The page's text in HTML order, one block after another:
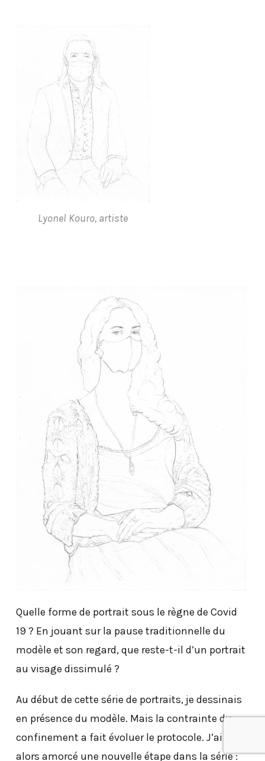
Lyonel Kouro, artiste
Quelle forme de portrait sous le règne de Covid
19 ? En jouant sur la pause traditionnelle du
modèle et son regard, que reste-t-il d’un portrait
au visage dissimulé ?
Au début de cette série de portraits, je dessinais
en présence du modèle. Mais la contrainte du
confinement a fait évoluer le protocole. J’ai
alors amorcé une nouvelle étape dans la série :